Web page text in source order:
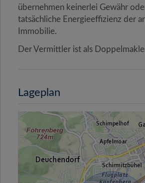
übernehmen keinerlei Gewähr
tatsächliche Energieeffizienz der
Immobilie.
Der Vermittler ist als
Lageplan